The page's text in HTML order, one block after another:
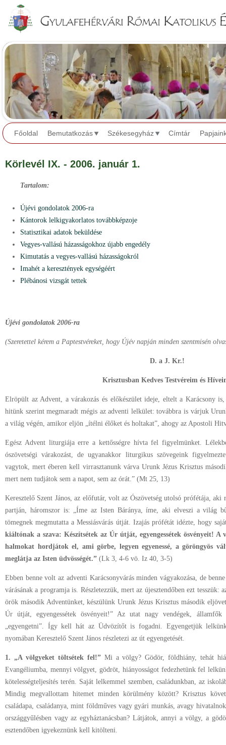
Főoldal Bemutatkozás Székesegyház Címtár
Körlevél IX. - 2006. január 1.
Tartalom:
Újévi gondolatok 2006-ra
Kántorok lelkigyakorlatos továbbképzoje
Statisztikai adatok beküldése
Vegyes-vallású házasságokhoz újabb engedély
Kimutatás a vegyes-vallású házasságokról
Imahét a keresztények egységéért
Plébánosi vizsgát tettek
Újévi gondolatok 2006-ra
(Szeretettel kérem a Paptestvéreket, hogy Újév napján minden szentmisén
D. a J. Kr.!
Krisztusban Kedves Testvéreim és
Elröpült az Advent, a várakozás és előkészület ideje, eltelt a Karácsony
hitünk szerint megmaradt mégis az adventi lelkület: továbbra is várjuk
a világ végén, amikor eljön „ítélni élőket és holtakat”, ahogy az Apostoli
Egész Advent liturgiája erre a kettősségre hívta fel figyelmünket.
ószövetségi várakozást, de ugyanakkor liturgikus szövegeink
vagytok, mert éberen kell virrasztanunk várva Urunk Jézus Krisztus
mert nem tudjátok sem a napot, sem az órát.” (Mt 25, 13)
Keresztelő Szent János, az előfutár, volt az Ószövetség utolsó prófétája, aki
partján, háromszor is: „Íme az Isten Báránya, íme, aki elveszi a világ
tömegnek megmutatta a Messiásvárás útját. Izajás prófétát idézte, hogy
kiáltónak a szava: Készítsétek az Úr útját, egyengessétek ösvényeit! A
halmokat hordjátok el, ami görbe, legyen egyenessé, a göröngyös
meglátja az Isten üdvösségét.” (Lk 3, 4-6 vö. Iz 40, 3-5)
Ebben benne volt az adventi Karácsonyvárás minden vágyakozása, de
várásának a programja is. Részletezzük, mert az újesztendőben ezt tesszük:
örök második Adventünket, készülünk Urunk Jézus Krisztus második
Úr útját, egyengessétek ösvényeit!” Az utat nagy vendégek, államfők
„egyengetni”. Így kell hát az Üdvözítőt is fogadni. Egyengetjük
nyomában Keresztelő Szent János részletezi az út egyengetését.
1. „A völgyeket töltsétek fel!” Mi a völgy? Gödör, földhiány, tehát
Evangéliumba, mennyi völgyet, gödröt, hiányosságot fedezhetünk fel
kötelességteljesítés terén. Saját lelkemmel szemben, családunkban, az
Mindig megvallottam hitemet minden körülmény között? Krisztus
családapa, családanya, mint földműves vagy gyári munkás, avagy
országgyűlésben vagy az egyháztanácsban? Látjátok, annyi a völgy, a
esztendőben igyekeznünk kell kitölteni.